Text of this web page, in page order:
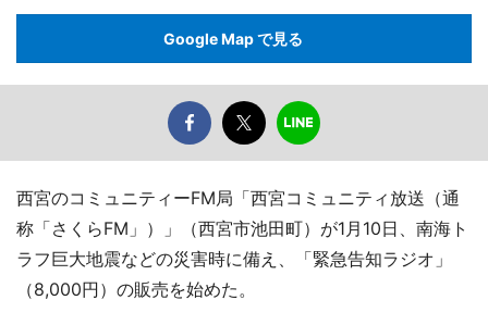
Google Map で見る
西宮のコミュニティーFM局「西宮コミュニティ放送（通
称「さくらFM」）」（西宮市池田町）が1月10日、南海ト
ラフ巨大地震などの災害時に備え、「緊急告知ラジオ」
（8,000円）の販売を始めた。